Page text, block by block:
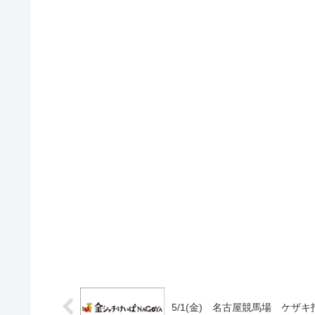
5/1(金) 名古屋競馬場 ケザキ